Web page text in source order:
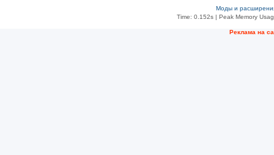
Моды и
Time: 0.152s| Peak Memory
Рeклама на